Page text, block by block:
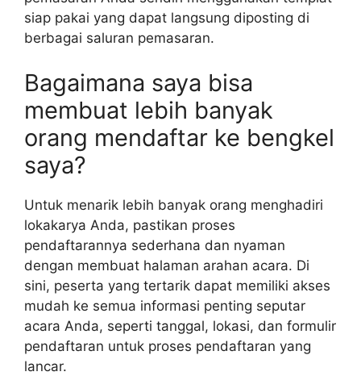
siap pakai yang dapat langsung diposting di
berbagai saluran pemasaran.
Bagaimana saya bisa
membuat lebih banyak
orang mendaftar ke bengkel
saya?
Untuk menarik lebih banyak orang menghadiri
lokakarya Anda, pastikan proses
pendaftarannya sederhana dan nyaman
dengan membuat halaman arahan acara. Di
sini, peserta yang tertarik dapat memiliki akses
mudah ke semua informasi penting seputar
acara Anda, seperti tanggal, lokasi, dan formulir
pendaftaran untuk proses pendaftaran yang
lancar.